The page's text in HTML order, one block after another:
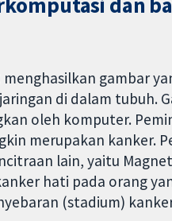
gambar
di dalam tubuh.
oleh komputer.
merupakan kanker.
lain, yaitu
hati pada orang
(stadium)